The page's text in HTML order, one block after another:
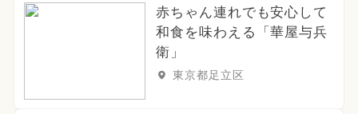
赤ちゃん連れでも安心して
和食を味わえる「華屋与兵
衛」
東京都足立区